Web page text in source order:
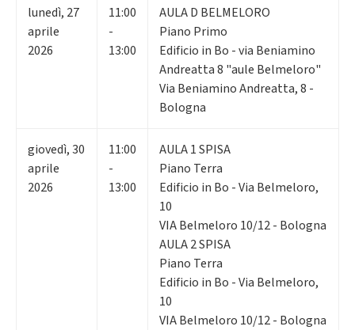
lunedì, 27
aprile
2026
11:00
-
13:00
AULA D BELMELORO
Piano Primo
Edificio in Bo - via Beniamino
Andreatta 8 "aule Belmeloro"
Via Beniamino Andreatta, 8 -
Bologna
giovedì,30
aprile
2026
11:00
-
13:00
AULA 1 SPISA
Piano Terra
Edificio in Bo - Via Belmeloro,
10
VIA Belmeloro 10/12 - Bologna
AULA 2 SPISA
Piano Terra
Edificio in Bo - Via Belmeloro,
10
VIA Belmeloro 10/12 - Bologna